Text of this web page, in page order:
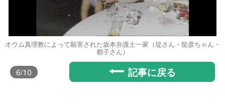
オウム真理教によって殺害された坂本弁護士一家（堤さん・龍彦ちゃん・
都子さん）
6/10 記事に戻る